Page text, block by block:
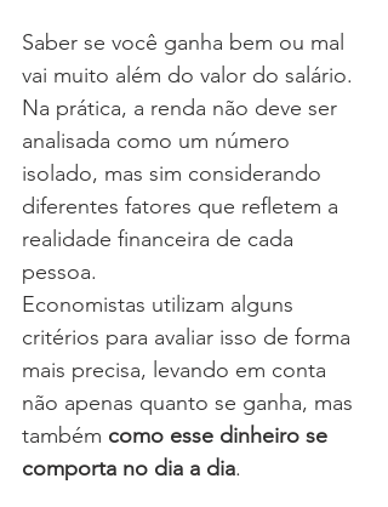
Saber se você ganha bem ou mal
vai muito além do valor do salário.
Na prática, a renda não deve ser
analisada como um número
isolado, mas sim considerando
diferentes fatores que refletem a
realidade financeira de cada
pessoa.
Economistas utilizam alguns
critérios para avaliar isso de forma
mais precisa, levando em conta
não apenas quanto se ganha, mas
também como esse dinheiro se
comporta no dia a dia.